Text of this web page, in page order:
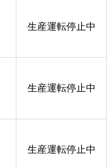
生産運転停止中
生産運転停止中
生産運転停止中